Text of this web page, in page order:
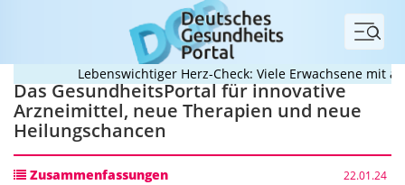
Menü
Lebenswichtiger Herz-Check: Viele Erwachsene mit
Das GesundheitsPortal für innovative
Arzneimittel, neue Therapien und neue
Heilungschancen
Zusammenfassungen 22.01.24